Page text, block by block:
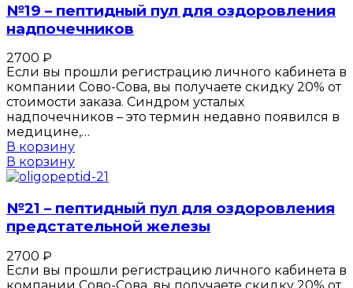
№19 – пептидный пул для оздоровления
надпочечников
2700 ₽
Если вы прошли регистрацию личного кабинета в
компании Сово-Сова, вы получаете скидку 20% от
стоимости заказа. Синдром усталых
надпочечников – это термин недавно появился в
медицине,…
В корзину
В корзину
№21 – пептидный пул для оздоровления
предстательной железы
2700 ₽
Если вы прошли регистрацию личного кабинета в